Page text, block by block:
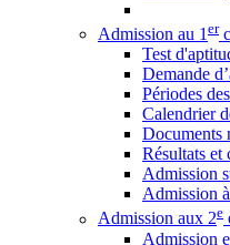
Admission au 1 er
Test
Demande
Périodes
Calendrier
Documents
Résultats et
Admission
Admission
Admission aux 2e
Admission